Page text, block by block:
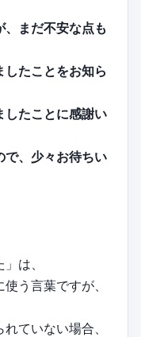
まだ不安な点も
たことをお知ら
したことに感謝い
で、少々お待ちい
は、
う言葉ですが、
ていない場合、